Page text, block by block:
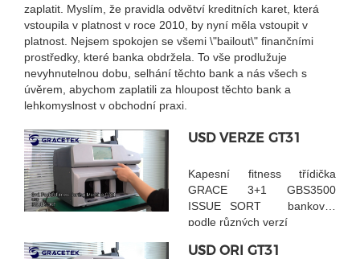
zaplatit. Myslím, že pravidla odvětví kreditních karet, která
vstoupila v platnost v roce 2010, by nyní měla vstoupit v
platnost. Nejsem spokojen se všemi \"bailout\" finančními
prostředky, které banka obdržela. To vše prodlužuje
nevyhnutelnou dobu, selhání těchto bank a nás všech s
úvěrem, abychom zaplatili za hloupost těchto bank a
lehkomyslnost v obchodní praxi.
USD VERZE GT31
Kapesní fitness třídička
GRACE 3+1 GBS3500
ISSUE SORT bankovky
podle různých verzí
USD ORI GT31